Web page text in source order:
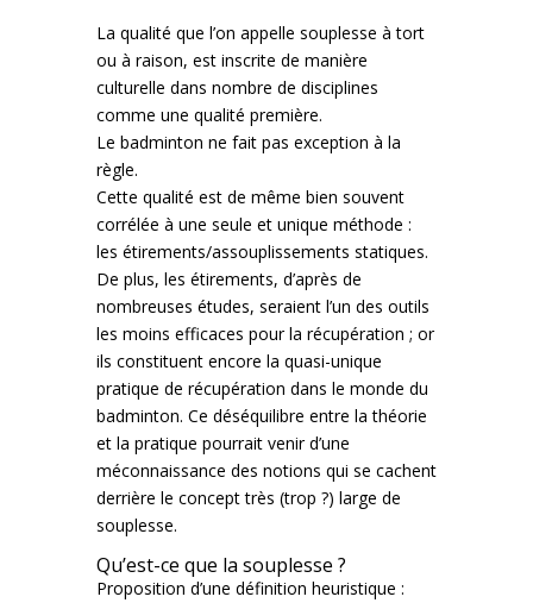
La qualité que l’on appelle souplesse à tort
ou à raison, est inscrite de manière
culturelle dans nombre de disciplines
comme une qualité première.
Le badminton ne fait pas exception à la
règle.
Cette qualité est de même bien souvent
corrélée à une seule et unique méthode :
les étirements/assouplissements statiques.
De plus, les étirements, d’après de
nombreuses études, seraient l’un des outils
les moins efficaces pour la récupération ; or
ils constituent encore la quasi-unique
pratique de récupération dans le monde du
badminton. Ce déséquilibre entre la théorie
et la pratique pourrait venir d’une
méconnaissance des notions qui se cachent
derrière le concept très (trop ?) large de
souplesse.
Qu’est-ce que la souplesse ?
Proposition d’une définition heuristique :